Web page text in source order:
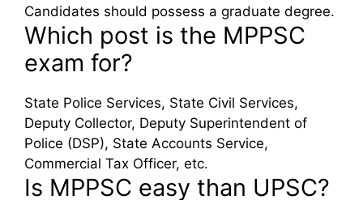
Candidates should possess a graduate degree.
Which post is the MPPSC
exam for?
State Police Services, State Civil Services,
Deputy Collector, Deputy Superintendent of
Police (DSP), State Accounts Service,
Commercial Tax Officer, etc.
Is MPPSC easy than UPSC?